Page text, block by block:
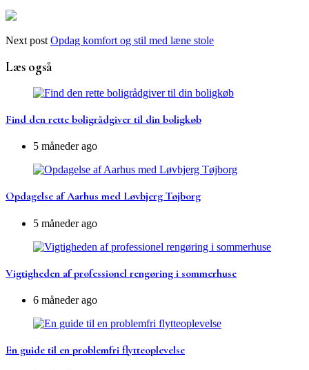
Next post Opdag komfort og stil med læne stole
Læs også
Find den rette boligrådgiver til din boligkøb
5 måneder ago
Opdagelse af Aarhus med Løvbjerg Tøjborg
5 måneder ago
Vigtigheden af professionel rengøring i sommerhuse
6 måneder ago
En guide til en problemfri flytteoplevelse